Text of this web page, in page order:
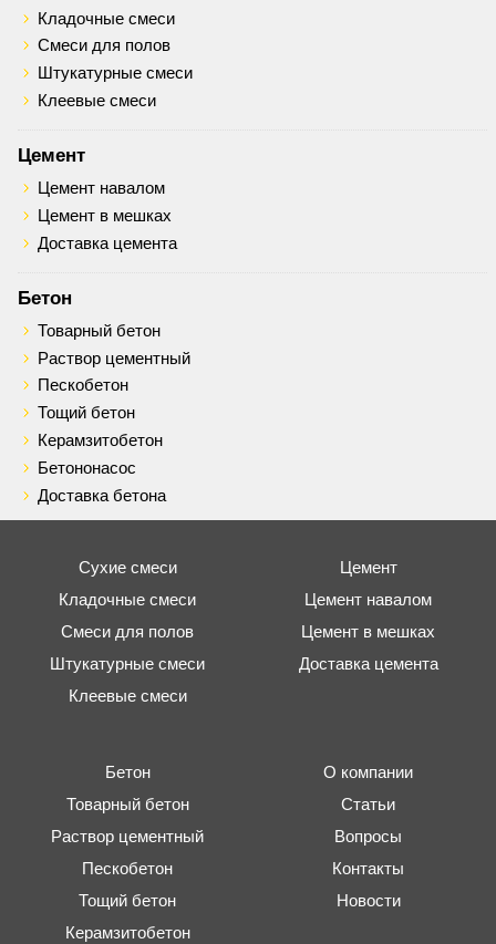
Кладочные смеси
Смеси для полов
Штукатурные смеси
Клеевые смеси
Цемент
Цемент навалом
Цемент в мешках
Доставка цемента
Бетон
Товарный бетон
Раствор цементный
Пескобетон
Тощий бетон
Керамзитобетон
Бетононасос
Доставка бетона
Сухие смеси
Кладочные смеси
Смеси для полов
Штукатурные смеси
Клеевые смеси
Цемент
Цемент навалом
Цемент в мешках
Доставка цемента
Бетон
Товарный бетон
Раствор цементный
Пескобетон
Тощий бетон
Керамзитобетон
О компании
Статьи
Вопросы
Контакты
Новости